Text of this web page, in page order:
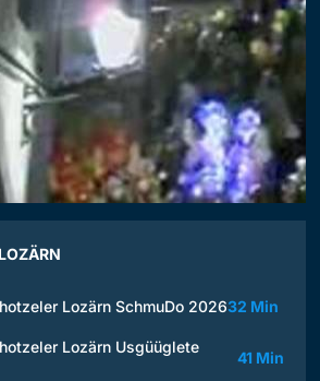
Lozärn SchmuDo 202632 Min
Lozärn Usgüüglete
41 Min